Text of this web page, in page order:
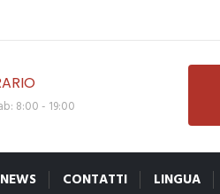
8:00 - 19:00
NEWS CONTATTI LINGUA